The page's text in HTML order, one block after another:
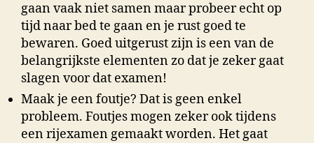
gaan vaak niet samen maar probeer echt op
tijd naar bed te gaan en je rust goed te
bewaren. Goed uitgerust zijn is een van de
belangrijkste elementen zo dat je zeker gaat
slagen voor dat examen!
Maak je een foutje? Dat is geen enkel
probleem. Foutjes mogen zeker ook tijdens
een rijexamen gemaakt worden. Het gaat